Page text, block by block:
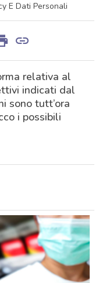
E Dati Personali
relativa al
indicati dal
sono tutt’ora
i possibili